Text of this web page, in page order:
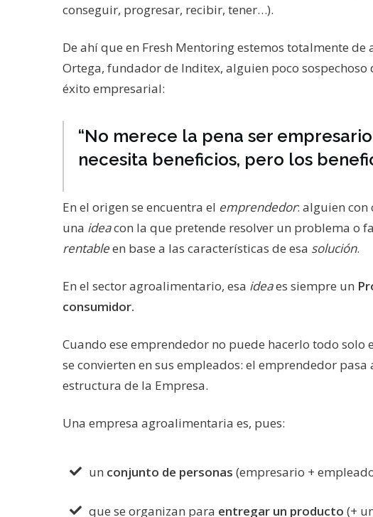
conseguir, progresar, recibir, tener…).
De ahí que en Fresh Mentoring estemos totalmente
Ortega, fundador de Inditex, alguien poco
éxito empresarial:
“No merece la pena ser
necesita beneficios, pero los
En el origen se encuentra el emprendedor: alguien con
una ideacon la que pretende resolver un problema o
rentableen base a las características de esa solución.
En el sector agroalimentario, esa ideaes siempre un
consumidor.
Cuando ese emprendedor no puede hacerlo todo solo
se convierten en sus empleados: el emprendedor pasa
estructura de la Empresa.
Una empresa agroalimentaria es, pues:
un conjunto de personas (empresario +
que se organizan para entregar un producto (+